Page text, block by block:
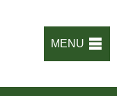
MENU